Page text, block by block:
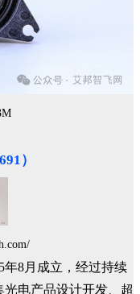
）
年8月成立，经过持续
电产品设计开发、超